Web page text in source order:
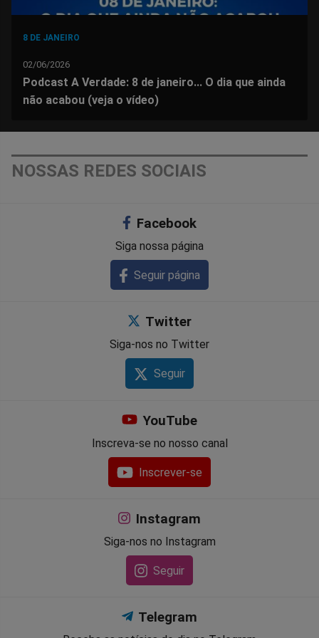
8 DE JANEIRO
02/06/2026
Podcast A Verdade: 8 de janeiro... O dia que ainda
não acabou (veja o vídeo)
NOSSAS REDES SOCIAIS
Facebook
Siga nossa página
Seguir página
Twitter
Siga-nos no Twitter
Seguir
YouTube
Inscreva-se no nosso canal
Inscrever-se
Instagram
Siga-nos no Instagram
Seguir
Telegram